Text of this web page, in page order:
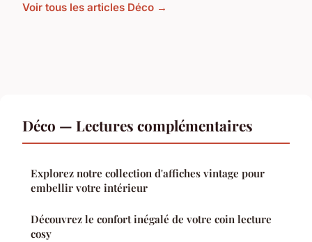
Voir tous les articles Déco →
Déco — Lectures complémentaires
Explorez notre collection d'affiches vintage pour
embellir votre intérieur
Découvrez le confort inégalé de votre coin lecture
cosy